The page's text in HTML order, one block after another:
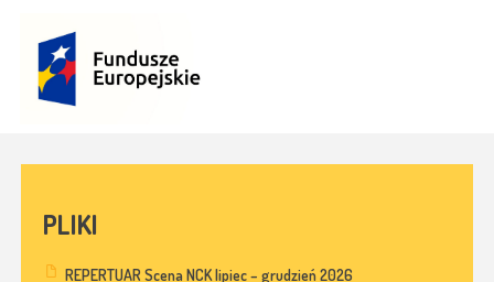
PLIKI
REPERTUAR Scena NCK lipiec – grudzień 2026